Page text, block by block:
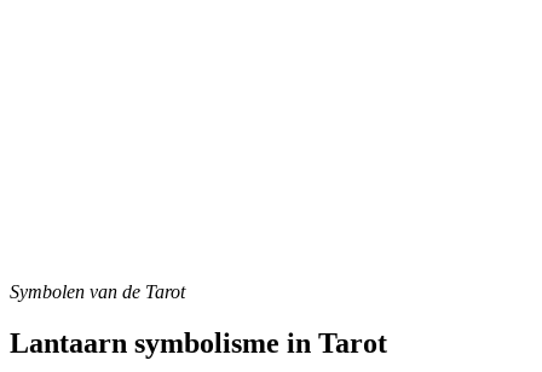
Symbolen van de Tarot
Lantaarn symbolisme in Tarot